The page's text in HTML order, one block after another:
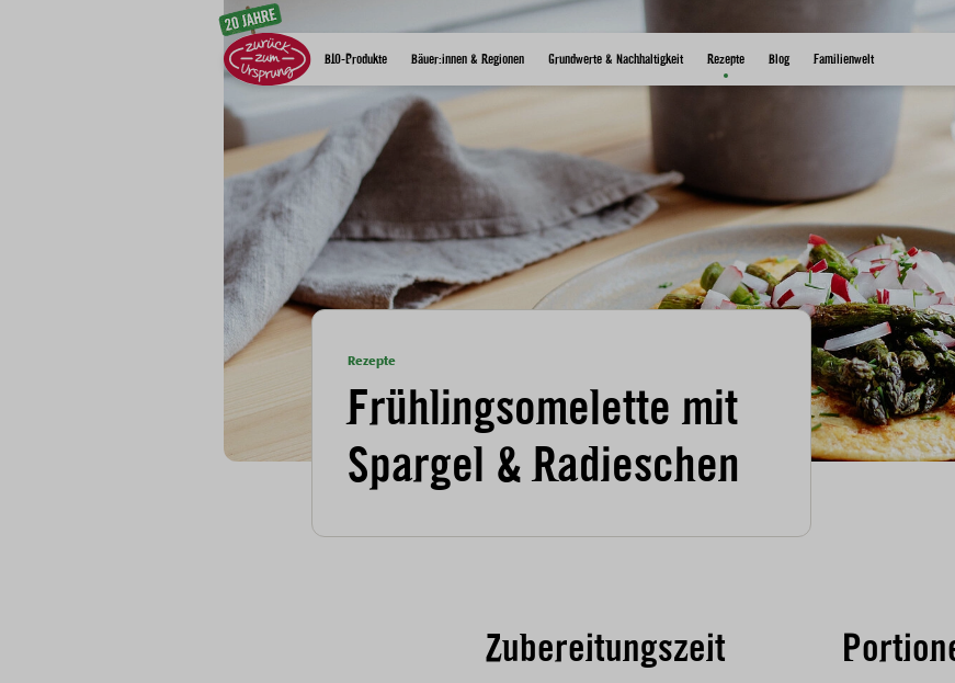
BIO-Produkte Bäuer:innen & Regionen Grundwerte & Nachhaltigkeit Rezepte Blog Familienwelt
Rezepte
Frühlingsomelette mit
Spargel & Radieschen
Zubereitungszeit